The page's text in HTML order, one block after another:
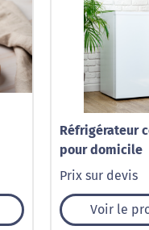
Réfrigérateur
pour domicile
Prix sur devis
Voir le